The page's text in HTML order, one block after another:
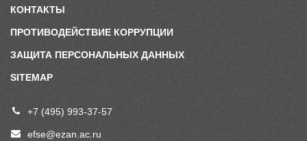
КОНТАКТЫ
ПРОТИВОДЕЙСТВИЕ КОРРУПЦИИ
ЗАЩИТА ПЕРСОНАЛЬНЫХ ДАННЫХ
SITEMAP
+7 (495) 993-37-57
efse@ezan.ac.ru